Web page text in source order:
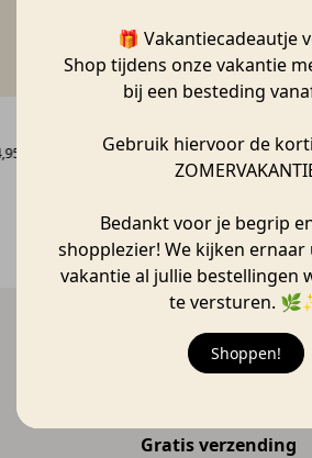
🎁 Vakantiecadeautje
Shop tijdens onze vakantie
bij een besteding
Gebruik hiervoor de
Bedankt voor je begrip
shopplezier! We kijken
vakantie al jullie bestellingen
te versturen.
Shoppen!
prijs was: € 22,50.
Huidige prijs is: € 14,95.
Snelle bezorging
Verzonden vanaf 17
Gratis verzending